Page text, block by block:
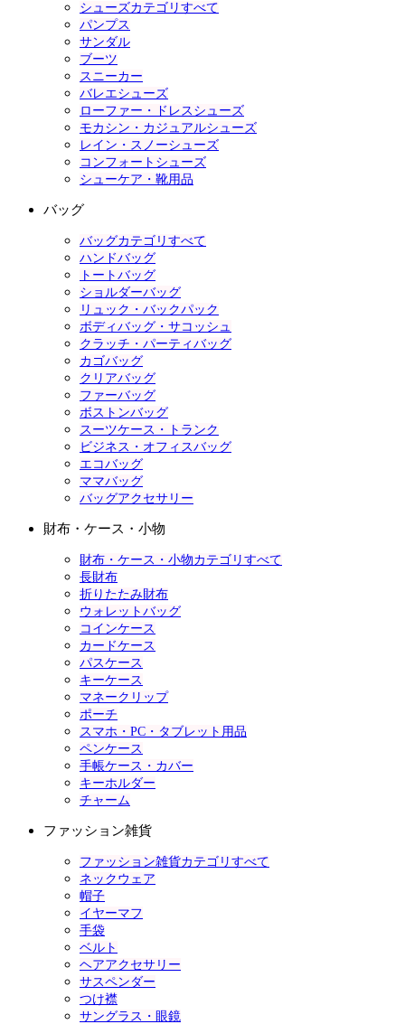
シューズカテゴリすべて
パンプス
サンダル
ブーツ
スニーカー
バレエシューズ
ローファー・ドレスシューズ
モカシン・カジュアルシューズ
レイン・スノーシューズ
コンフォートシューズ
シューケア・靴用品
バッグ
バッグカテゴリすべて
ハンドバッグ
トートバッグ
ショルダーバッグ
リュック・バックパック
ボディバッグ・サコッシュ
クラッチ・パーティバッグ
カゴバッグ
クリアバッグ
ファーバッグ
ボストンバッグ
スーツケース・トランク
ビジネス・オフィスバッグ
エコバッグ
ママバッグ
バッグアクセサリー
財布・ケース・小物
財布・ケース・小物カテゴリすべて
長財布
折りたたみ財布
ウォレットバッグ
コインケース
カードケース
パスケース
キーケース
マネークリップ
ポーチ
スマホ・PC・タブレット用品
ペンケース
手帳ケース・カバー
キーホルダー
チャーム
ファッション雑貨
ファッション雑貨カテゴリすべて
ネックウェア
帽子
イヤーマフ
手袋
ベルト
ヘアアクセサリー
サスペンダー
つけ襟
サングラス・眼鏡